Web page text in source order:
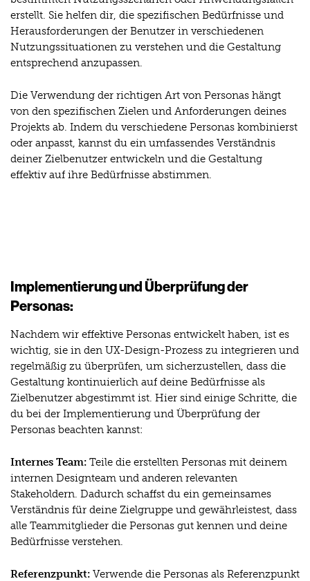
erstellt. Sie helfen dir, die spezifischen Bedürfnisse und
Herausforderungen der Benutzer in verschiedenen
Nutzungssituationen zu verstehen und die Gestaltung
entsprechend anzupassen.
Die Verwendung der richtigen Art von Personas hängt
von den spezifischen Zielen und Anforderungen deines
Projekts ab. Indem du verschiedene Personas kombinierst
oder anpasst, kannst du ein umfassendes Verständnis
deiner Zielbenutzer entwickeln und die Gestaltung
effektiv auf ihre Bedürfnisse abstimmen.
Implementierung und Überprüfung der
Personas:
Nachdem wir effektive Personas entwickelt haben, ist es
wichtig, sie in den UX-Design-Prozess zu integrieren und
regelmäßig zu überprüfen, um sicherzustellen, dass die
Gestaltung kontinuierlich auf deine Bedürfnisse als
Zielbenutzer abgestimmt ist. Hier sind einige Schritte, die
du bei der Implementierung und Überprüfung der
Personas beachten kannst:
Internes Team: Teile die erstellten Personas mit deinem
internen Designteam und anderen relevanten
Stakeholdern. Dadurch schaffst du ein gemeinsames
Verständnis für deine Zielgruppe und gewährleistest, dass
alle Teammitglieder die Personas gut kennen und deine
Bedürfnisse verstehen.
Referenzpunkt: Verwende die Personas als Referenzpunkt